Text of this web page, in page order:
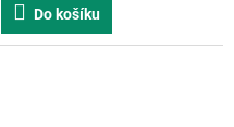
Do košíku